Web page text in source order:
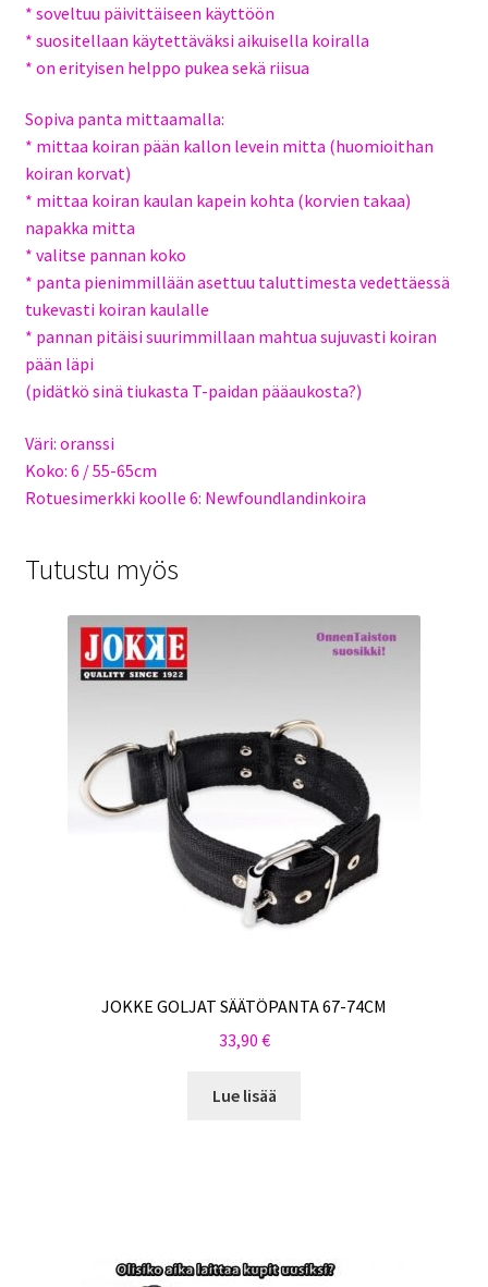
* soveltuu päivittäiseen käyttöön
* suositellaan käytettäväksi aikuisella koiralla
* on erityisen helppo pukea sekä riisua
Sopiva panta mittaamalla:
* mittaa koiran pään kallon levein mitta (huomioithan
koiran korvat)
* mittaa koiran kaulan kapein kohta (korvien takaa)
napakka mitta
* valitse pannan koko
* panta pienimmillään asettuu taluttimesta vedettäessä
tukevasti koiran kaulalle
* pannan pitäisi suurimmillaan mahtua sujuvasti koiran
pään läpi
(pidätkö sinä tiukasta T-paidan pääaukosta?)
Väri: oranssi
Koko: 6 / 55-65cm
Rotuesimerkki koolle 6: Newfoundlandinkoira
Tutustu myös
JOKKE GOLJAT SÄÄTÖPANTA 67-74CM
33,90 €
Lue lisää